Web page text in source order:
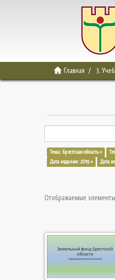
Главная 3.
Тема: Брестская область ×
Дата издания: 2019 ×
Дата
Отображаемые элементы